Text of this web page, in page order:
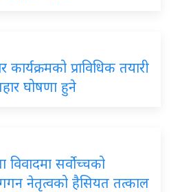
कार्यक्रमको प्राविधिक तयारी
घोषणा हुने
सर्वोच्चको
नेतृत्वको हैसियत तत्काल